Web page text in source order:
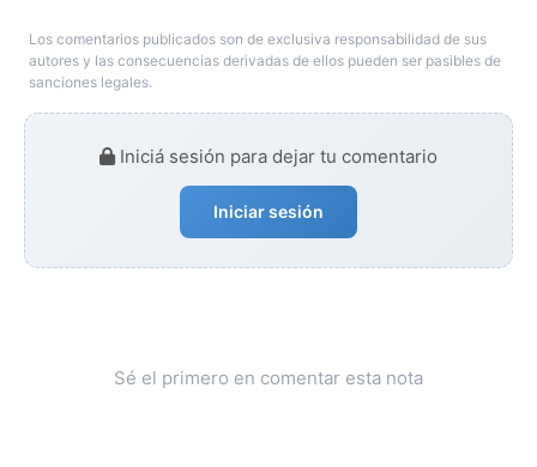
Los comentarios publicados son de exclusiva responsabilidad de sus
autores y las consecuencias derivadas de ellos pueden ser pasibles de
sanciones legales.
Iniciá sesión para dejar tu comentario
Iniciar sesión
Sé el primero en comentar esta nota